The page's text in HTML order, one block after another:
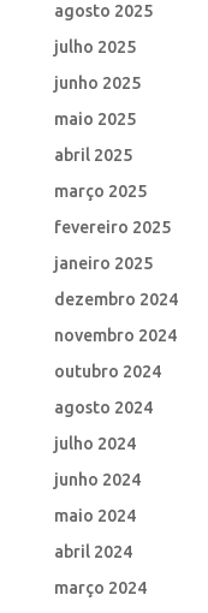
agosto 2025
julho 2025
junho 2025
maio 2025
abril 2025
março 2025
fevereiro 2025
janeiro 2025
dezembro 2024
novembro 2024
outubro 2024
agosto 2024
julho 2024
junho 2024
maio 2024
abril 2024
março 2024